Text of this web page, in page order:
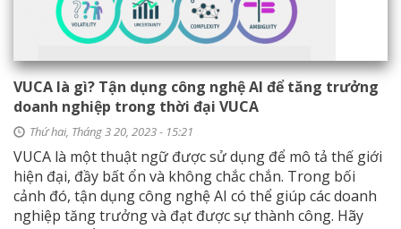
VUCA là gì? Tận dụng công nghệ AI để tăng trưởng
doanh nghiệp trong thời đại VUCA
Thứ hai, Tháng 3 20, 2023 - 15:21
​VUCA là một thuật ngữ được sử dụng để mô tả thế giới
hiện đại, đầy bất ổn và không chắc chắn. Trong bối
cảnh đó, tận dụng công nghệ AI có thể giúp các doanh
nghiệp tăng trưởng và đạt được sự thành công. Hãy